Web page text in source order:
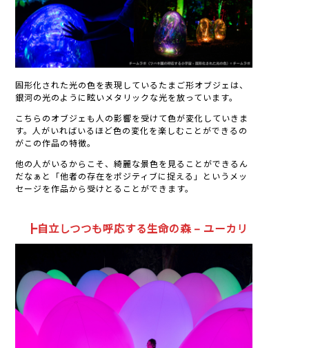
固形化された光の色を表現しているたまご形オブジェは、
銀河の光のように眩いメタリックな光を放っています。
こちらのオブジェも人の影響を受けて色が変化していきま
す。人がいればいるほど色の変化を楽しむことができるの
がこの作品の特徴。
他の人がいるからこそ、綺麗な景色を見ることができるん
だなぁと「他者の存在をポジティブに捉える」というメッ
セージを作品から受けとることができます。
┣自立しつつも呼応する生命の森 – ユーカリ